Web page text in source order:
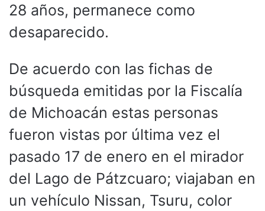
28 años, permanece como
desaparecido.
De acuerdo con las fichas de
búsqueda emitidas por la Fiscalía
de Michoacán estas personas
fueron vistas por última vez el
pasado 17 de enero en el mirador
del Lago de Pátzcuaro; viajaban en
un vehículo Nissan, Tsuru, color